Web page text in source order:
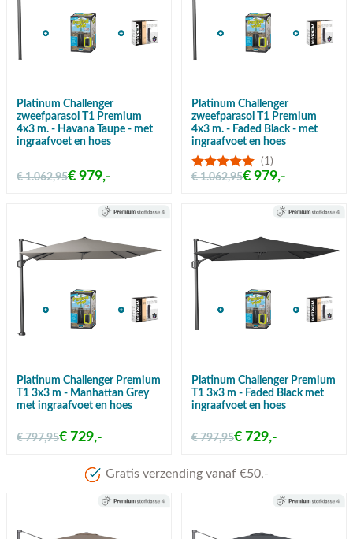
Platinum Challenger
zweefparasol T1 Premium
4x3 m. - Havana Taupe - met
ingraafvoet en hoes
€ 1.062,95€ 979,-
Platinum Challenger
zweefparasol T1 Premium
4x3 m. - Faded Black - met
ingraafvoet en hoes
(1)
€ 1.062,95€ 979,-
Platinum Challenger Premium
T1 3x3 m - Manhattan Grey
met ingraafvoet en hoes
€ 797,95€ 729,-
Platinum Challenger Premium
T1 3x3 m - Faded Black met
ingraafvoet en hoes
€ 797,95€ 729,-
Meer dan 80 jaar ervaring